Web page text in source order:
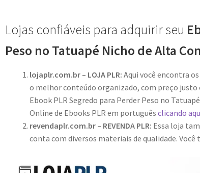
Lojas confiáveis para adquirir seu
Peso no Tatuapé Nicho de Alta
lojaplr.com.br – LOJA PLR: Aqui você encontra
o melhor conteúdo organizado, com preço justo
Ebook PLR Segredo para Perder Peso no
Online de Ebooks PLR em português clicando
revendaplr.com.br – REVENDA PLR: Essa loja
conta com diversos materiais de qualidade. Você